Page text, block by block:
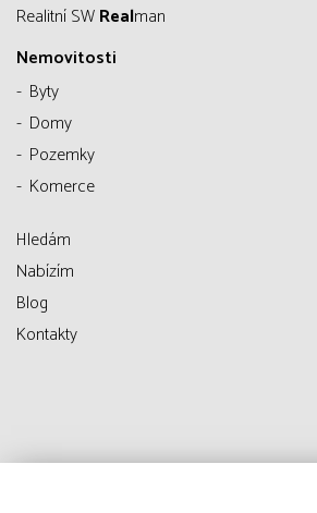
Realitní SWRealman
Nemovitosti
Byty
Domy
Pozemky
Komerce
Hledám
Nabízím
Blog
Kontakty